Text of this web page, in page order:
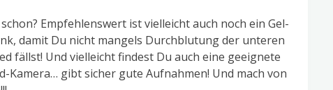
Empfehlenswert ist vielleicht auch noch ein Gel-
damit Du nicht mangels Durchblutung der unteren
fällst! Und vielleicht findest Du auch eine geeignete
Kamera… gibt sicher gute Aufnahmen! Und mach von